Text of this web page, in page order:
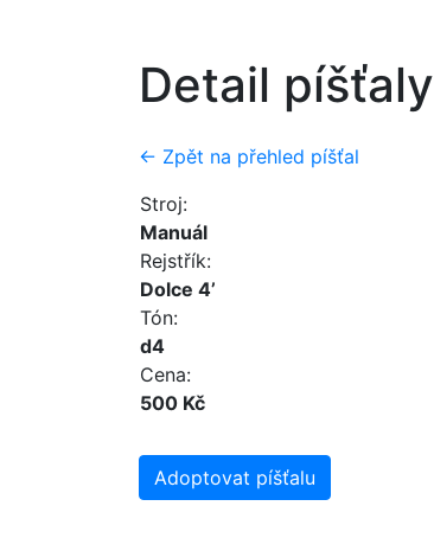
Detail píšťaly
← Zpět na přehled píšťal
Stroj:
Manuál
Rejstřík:
Dolce 4’
Tón:
d4
Cena:
500 Kč
Adoptovat píšťalu